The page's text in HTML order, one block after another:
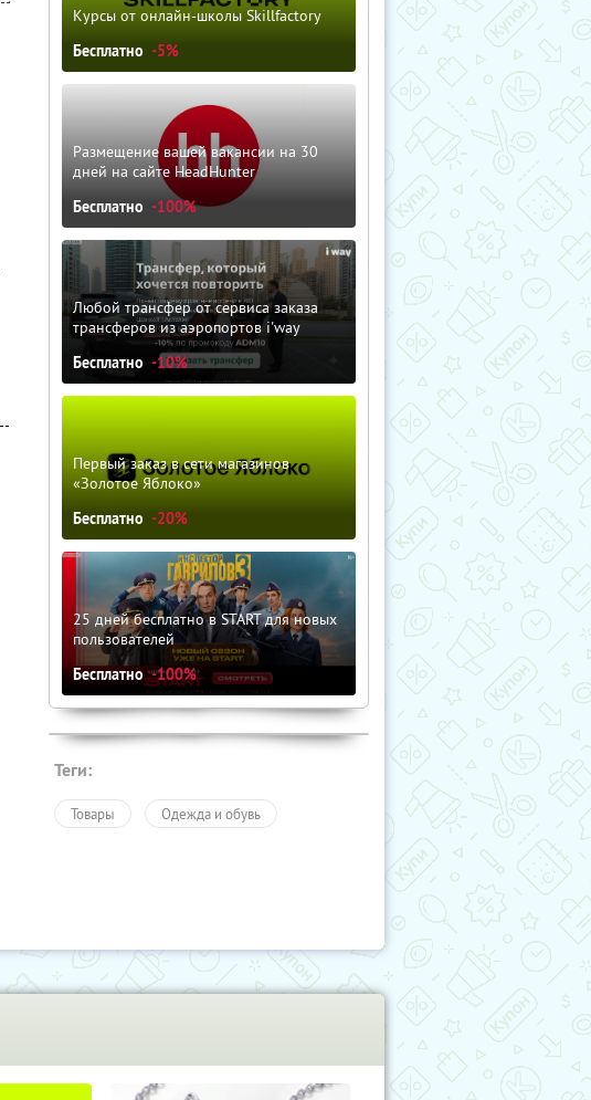
Курсы от онлайн-школы Skillfactory
Бесплатно -5%
Размещение вашей вакансии на 30
дней на сайте HeadHunter
Бесплатно -100%
Любой трансфер от сервиса заказа
трансферов из аэропортов i'way
Бесплатно -10%
Первый заказ в сети магазинов
«Золотое Яблоко»
Бесплатно -20%
25 дней бесплатно в START для новых
пользователей
Бесплатно -100%
Теги:
Товары Одежда и обувь